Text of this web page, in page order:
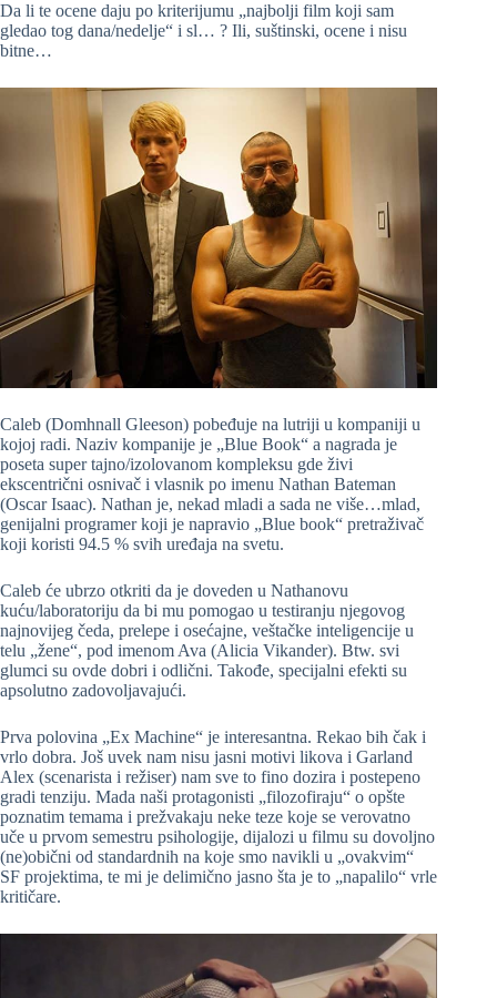
Da li te ocene daju po kriterijumu „najbolji film koji sam
gledao tog dana/nedelje“ i sl… ? Ili, suštinski, ocene i nisu
bitne…
Caleb (Domhnall Gleeson) pobeđuje na lutriji u kompaniji u
kojoj radi. Naziv kompanije je „Blue Book“ a nagrada je
poseta super tajno/izolovanom kompleksu gde živi
ekscentrični osnivač i vlasnik po imenu Nathan Bateman
(Oscar Isaac). Nathan je, nekad mladi a sada ne više…mlad,
genijalni programer koji je napravio „Blue book“ pretraživač
koji koristi 94.5 % svih uređaja na svetu.
Caleb će ubrzo otkriti da je doveden u Nathanovu
kuću/laboratoriju da bi mu pomogao u testiranju njegovog
najnovijeg čeda, prelepe i osećajne, veštačke inteligencije u
telu „žene“, pod imenom Ava (Alicia Vikander). Btw. svi
glumci su ovde dobri i odlični. Takođe, specijalni efekti su
apsolutno zadovoljavajući.
Prva polovina „Ex Machine“ je interesantna. Rekao bih čak i
vrlo dobra. Još uvek nam nisu jasni motivi likova i Garland
Alex (scenarista i režiser) nam sve to fino dozira i postepeno
gradi tenziju. Mada naši protagonisti „filozofiraju“ o opšte
poznatim temama i prežvakaju neke teze koje se verovatno
uče u prvom semestru psihologije, dijalozi u filmu su dovoljno
(ne)obični od standardnih na koje smo navikli u „ovakvim“
SF projektima, te mi je delimično jasno šta je to „napalilo“ vrle
kritičare.